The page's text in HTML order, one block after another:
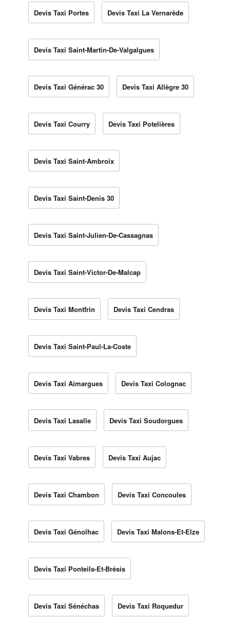
Devis Taxi Portes Devis Taxi La Vernarède
Devis Taxi Saint-Martin-De-Valgalgues
Devis Taxi Générac 30 Devis Taxi Allègre 30
Devis Taxi Courry Devis Taxi Potelières
Devis Taxi Saint-Ambroix
Devis Taxi Saint-Denis 30
Devis Taxi Saint-Julien-De-Cassagnas
Devis Taxi Saint-Victor-De-Malcap
Devis Taxi Montfrin Devis Taxi Cendras
Devis Taxi Saint-Paul-La-Coste
Devis Taxi Aimargues Devis Taxi Colognac
Devis Taxi Lasalle Devis Taxi Soudorgues
Devis Taxi Vabres Devis Taxi Aujac
Devis Taxi Chambon Devis Taxi Concoules
Devis Taxi Génolhac Devis Taxi Malons-Et-Elze
Devis Taxi Ponteils-Et-Brésis
Devis Taxi Sénéchas Devis Taxi Roquedur